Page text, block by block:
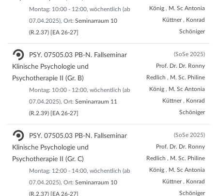
Montag: 10:00 - 12:00, wöchentlich (ab
07.04.2025), Ort: Seminarraum 10
(R.2.37) [EA 26-27]
König , M. Sc Antonia
Küttner , Konrad
Schöniger
PSY. 07505.03 PB-N. Fallseminar
Klinische Psychologie und
Psychotherapie II (Gr. B)
Montag: 10:00 - 12:00, wöchentlich (ab
07.04.2025), Ort: Seminarraum 11
(R.2.39) [EA 26-27]
(SoSe 2025)
Prof. Dr. Dr. Ronny
Redlich , M. Sc. Philine
König , M. Sc Antonia
Küttner , Konrad
Schöniger
PSY. 07505.03 PB-N. Fallseminar
Klinische Psychologie und
Psychotherapie II (Gr. C)
Montag: 12:00 - 14:00, wöchentlich (ab
07.04.2025), Ort: Seminarraum 10
(R.2.37) [EA 26-27]
(SoSe 2025)
Prof. Dr. Dr. Ronny
Redlich , M. Sc. Philine
König , M. Sc Antonia
Küttner , Konrad
Schöniger